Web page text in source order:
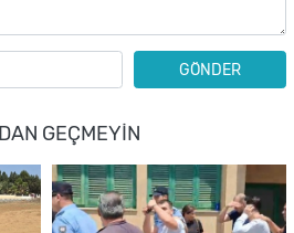
GÖNDER
GEÇMEYIN